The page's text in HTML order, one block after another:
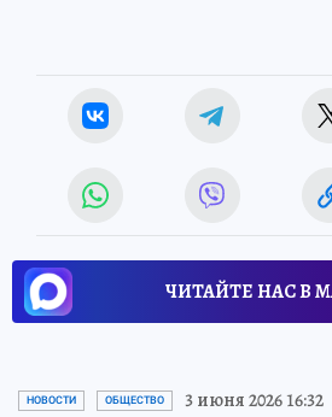
ЧИТАЙТЕ НАС В
НОВОСТИ ОБЩЕСТВО 3 июня 2026 16:32